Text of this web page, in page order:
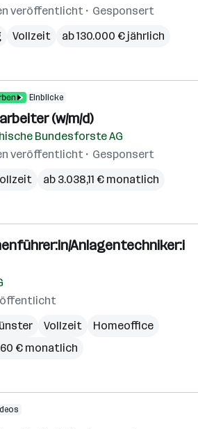
veröffentlicht
Gesponsert
Vollzeit ab 130.000 € jährlich
Einblicke
(w/m/d)
Bundesforste AG
veröffentlicht
Gesponsert
ab 3.038,11 € monatlich
Anlagentechniker:i
Vollzeit
Homeoffice
€ monatlich